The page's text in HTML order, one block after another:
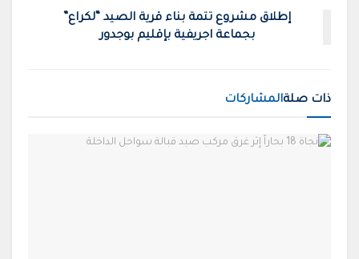
إطلاق مشروع تتمة بناء قرية الصيد “لكراع”
بجماعة اجريفية بإقليم بوجدور
ذات صلةالمشاركات